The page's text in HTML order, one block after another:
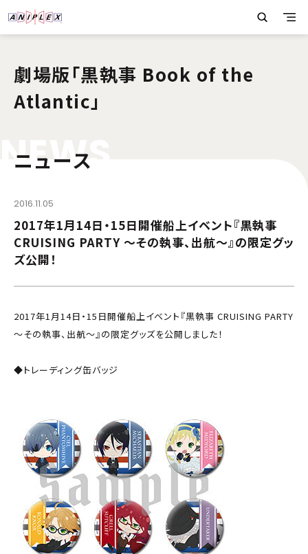
劇場版「黒執事 Book of the
Atlantic」
NEWS
ニュース
2016.11.05
2017年1月14日・15日開催船上イベント『黒執事
CRUISING PARTY ～その執事、出航～』の限定グッ
ズ公開！
2017年1月14日・15日開催船上イベント『黒執事 CRUISING PARTY
～その執事、出航～』の限定グッズを公開しました！
◆トレーディング缶バッジ